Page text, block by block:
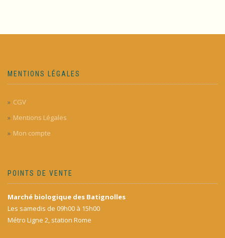
MENTIONS LÉGALES
CGV
Mentions Légales
Mon compte
POINTS DE VENTE
Marché biologique des Batignolles
Les samedis de 09h00 à 15h00
Métro Ligne 2, station Rome